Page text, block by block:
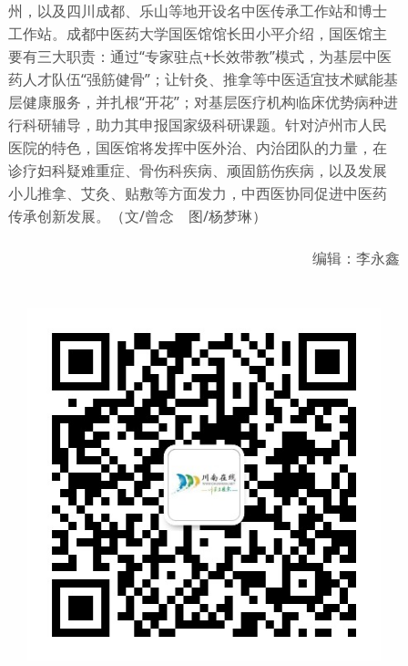
州，以及四川成都、乐山等地开设名中医传承工作站和博士
工作站。成都中医药大学国医馆馆长田小平介绍，国医馆主
要有三大职责：通过“专家驻点+长效带教”模式，为基层中医
药人才队伍“强筋健骨”；让针灸、推拿等中医适宜技术赋能基
层健康服务，并扎根“开花”；对基层医疗机构临床优势病种进
行科研辅导，助力其申报国家级科研课题。针对泸州市人民
医院的特色，国医馆将发挥中医外治、内治团队的力量，在
诊疗妇科疑难重症、骨伤科疾病、顽固筋伤疾病，以及发展
小儿推拿、艾灸、贴敷等方面发力，中西医协同促进中医药
传承创新发展。（文/曾念 图/杨梦琳）
编辑：李永鑫